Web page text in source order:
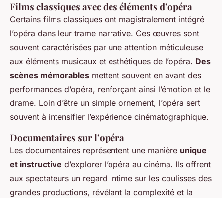
Films classiques avec des éléments d’opéra
Certains films classiques ont magistralement intégré
l’opéra dans leur trame narrative. Ces œuvres sont
souvent caractérisées par une attention méticuleuse
aux éléments musicaux et esthétiques de l’opéra. Des
scènes mémorables mettent souvent en avant des
performances d’opéra, renforçant ainsi l’émotion et le
drame. Loin d’être un simple ornement, l’opéra sert
souvent à intensifier l’expérience cinématographique.
Documentaires sur l’opéra
Les documentaires représentent une manière unique
et instructive d’explorer l’opéra au cinéma. Ils offrent
aux spectateurs un regard intime sur les coulisses des
grandes productions, révélant la complexité et la